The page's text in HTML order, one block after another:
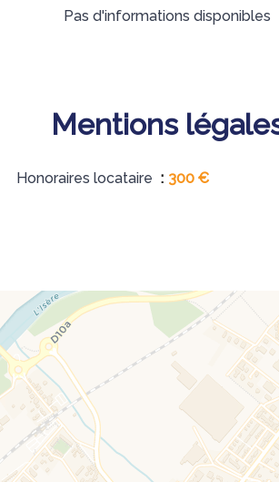
Pas d'informations disponibles
Mentions
Honoraires locataire 300 €